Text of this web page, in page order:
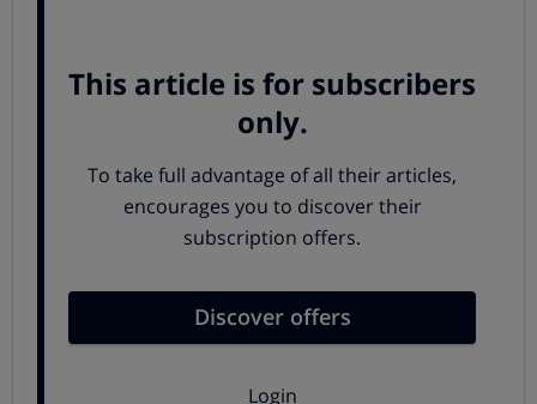
Hemos probado el robot mopa sobre suelo de madera,
resultados bastante pobres,
polvo recogido fue inferior al 30 %. El polvo se acumuló
en las esquinas y paredes, adonde no es capaz de llegar
el Virobi, además de quedar pegado alrededor de las
satisfactorios
fue al recoger pelo de animales, pues el
robot eliminó el 97%, aunque de nuevo quedaron restos
este electrodoméstico es redondo y por ello no es capaz